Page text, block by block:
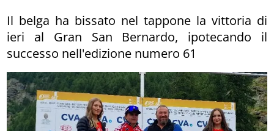
Il belga ha bissato nel tappone la vittoria di
ieri al Gran San Bernardo, ipotecando il
successo nell'edizione numero 61